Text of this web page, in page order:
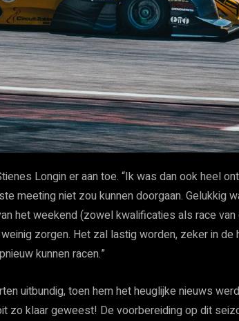
Longin er aan toe. “Ik was dan ook heel
meeting niet zou kunnen doorgaan. Gelukkig
het weekend (zowel kwalificaties als race van
zorgen. Het zal lastig worden, zeker in de
kunnen racen.”
uitbundig, toen hem het heuglijke nieuws
zo klaar geweest! De voorbereiding op dit